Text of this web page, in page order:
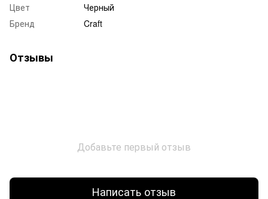
Цвет
Черный
Бренд
Craft
Отзывы
Добавьте первый отзыв
Написать отзыв